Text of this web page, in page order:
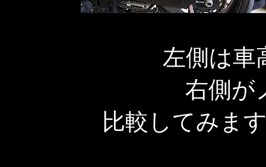
左側は車
右側が
比較してみま